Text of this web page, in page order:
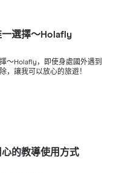
選擇～Holafly
～Holafly，即使身處國外遇到
，讓我可以放心的旅遊！
的教導使用方式